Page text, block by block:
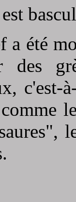
a été
des
c'est-